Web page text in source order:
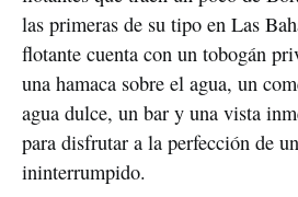
las primeras de su tipo en Las
flotante cuenta con un tobogán
una hamaca sobre el agua, un
agua dulce, un bar y una vista
para disfrutar a la perfección de
ininterrumpido.